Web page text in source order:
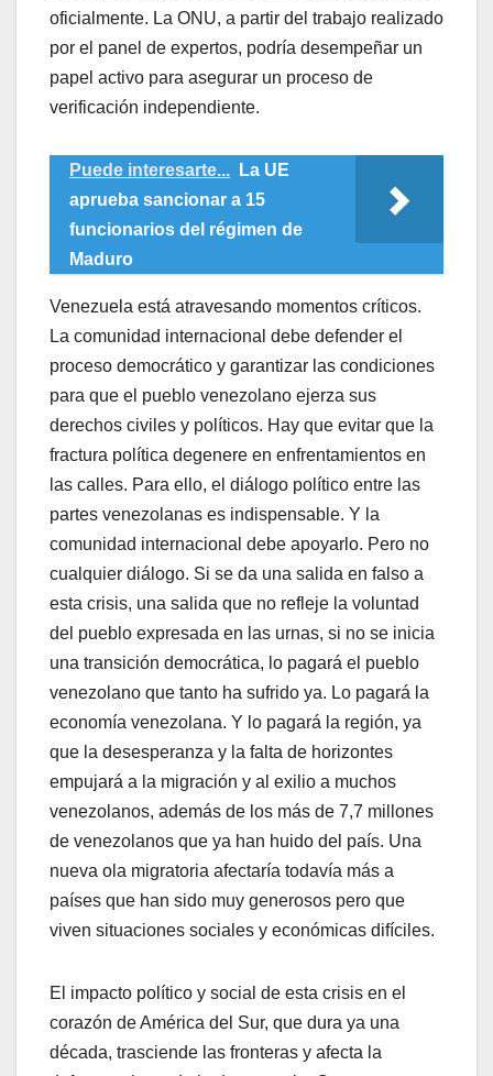
oficialmente. La ONU, a partir del trabajo realizado
por el panel de expertos, podría desempeñar un
papel activo para asegurar un proceso de
verificación independiente.
Puede interesarte...
La UE
aprueba sancionar a 15
funcionarios del régimen de
Maduro
Venezuela está atravesando momentos críticos.
La comunidad internacional debe defender el
proceso democrático y garantizar las condiciones
para que el pueblo venezolano ejerza sus
derechos civiles y políticos. Hay que evitar que la
fractura política degenere en enfrentamientos en
las calles. Para ello, el diálogo político entre las
partes venezolanas es indispensable. Y la
comunidad internacional debe apoyarlo. Pero no
cualquier diálogo. Si se da una salida en falso a
esta crisis, una salida que no refleje la voluntad
del pueblo expresada en las urnas, si no se inicia
una transición democrática, lo pagará el pueblo
venezolano que tanto ha sufrido ya. Lo pagará la
economía venezolana. Y lo pagará la región, ya
que la desesperanza y la falta de horizontes
empujará a la migración y al exilio a muchos
venezolanos, además de los más de 7,7 millones
de venezolanos que ya han huido del país. Una
nueva ola migratoria afectaría todavía más a
países que han sido muy generosos pero que
viven situaciones sociales y económicas difíciles.
El impacto político y social de esta crisis en el
corazón de América del Sur, que dura ya una
década, trasciende las fronteras y afecta la